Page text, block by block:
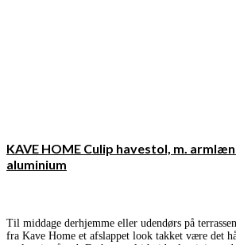
KAVE HOME Culip havestol, m.
aluminium
Til middage derhjemme eller udendørs på
fra Kave Home et afslappet look takket være det